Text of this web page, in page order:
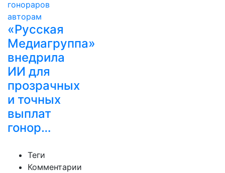
«Русская
Медиагруппа»
внедрила
ИИ для
прозрачных
и точных
выплат
гонор…
Теги
Комментарии